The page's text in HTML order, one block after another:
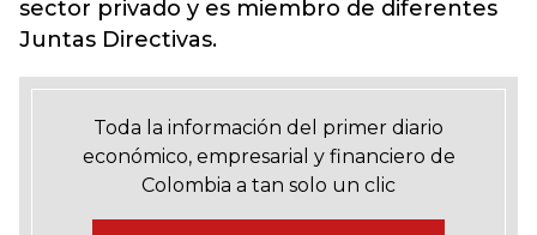
sector privado y es miembro de diferentes
Juntas Directivas.
Toda la información del primer diario
económico, empresarial y financiero de
Colombia a tan solo un clic